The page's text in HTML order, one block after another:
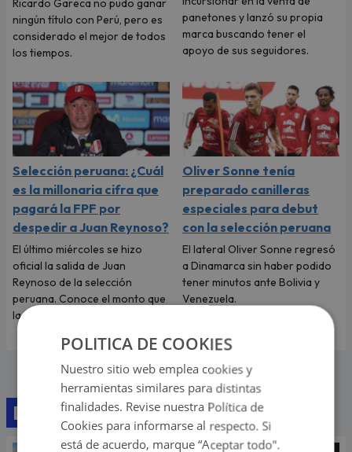
Ricardo Gareca no pudo ganar
ningún título con Perú, pero es
considerado el mejor de todos
los tiempos.
panetones y lanzó su propia
marca buscando tener el
apoyo de sus seguidores.
Selección peruana: ¿Cuál
es la millonaria cifra que
pagará la FPF por
despedir a Juan Reynoso?
El último miércoles se hizo
oficial la salida de Juan
Reynoso de la selección
peruana. Conoce el monto que
la FPF deberá abonarle al DT.
Oliver Sonne tenía
preparado canilleras
especiales para debut
con la selección peruana
El lateral Oliver Sonne regresó
a Dinamarca sin haber podido
tener minutos ante Bolivia y
Venezuela.
Lo último
POLITICA DE COOKIES
Nuestro sitio web emplea cookies y
herramientas similares para distintas
finalidades. Revise nuestra Política de
Cookies para informarse al respecto. Si
está de acuerdo, marque “Aceptar todo".